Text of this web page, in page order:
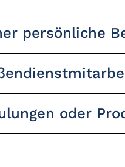
persönliche
oder